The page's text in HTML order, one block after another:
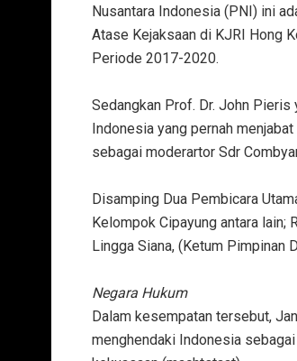
Nusantara Indonesia (PNI) ini
Atase Kejaksaan di KJRI Hong
Periode 2017-2020.
‎Sedangkan Prof. Dr. John Pieris
Indonesia yang pernah
sebagai moderartor Sdr
‎Disamping Dua Pembicara
Kelompok Cipayung antara lain;
Lingga Siana, (Ketum Pimpinan
Negara Hukum
‎Dalam kesempatan tersebut,
‎menghendaki Indonesia